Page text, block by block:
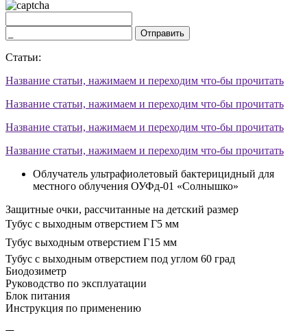
Отправить
Статьи:
Название статьи, нажимаем и переходим что-бы прочитать
Название статьи, нажимаем и переходим что-бы прочитать
Название статьи, нажимаем и переходим что-бы прочитать
Название статьи, нажимаем и переходим что-бы прочитать
Облучатель ультрафиолетовый бактерицидный для
местного облучения ОУФд-01 «Солнышко»
Защитные очки, рассчитанные на детский размер
Тубус с выходным отверстием Г5 мм
Тубус выходным отверстием Г15 мм
Тубус с выходным отверстием под углом 60 град
Биодозиметр
Руководство по эксплуатации
Блок питания
Инструкция по применению